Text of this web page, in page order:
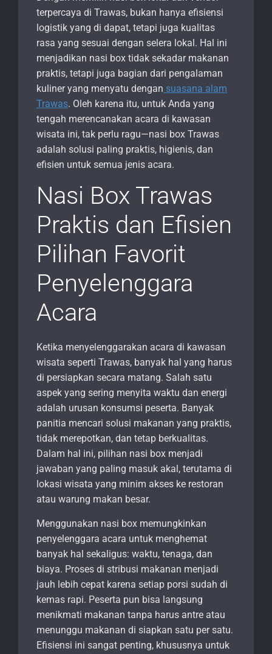
terpercaya di Trawas, bukan hanya efisiensi
logistik yang di dapat, tetapi juga kualitas
rasa yang sesuai dengan selera lokal. Hal ini
menjadikan nasi box tidak sekadar makanan
praktis, tetapi juga bagian dari pengalaman
kuliner yang menyatu dengan suasana alam
Trawas. Oleh karena itu, untuk Anda yang
tengah merencanakan acara di kawasan
wisata ini, tak perlu ragu—nasi box Trawas
adalah solusi paling praktis, higienis, dan
efisien untuk semua jenis acara.
Nasi Box Trawas
Praktis dan Efisien
Pilihan Favorit
Penyelenggara
Acara
Ketika menyelenggarakan acara di kawasan
wisata seperti Trawas, banyak hal yang harus
di persiapkan secara matang. Salah satu
aspek yang sering menyita waktu dan energi
adalah urusan konsumsi peserta. Banyak
panitia mencari solusi makanan yang praktis,
tidak merepotkan, dan tetap berkualitas.
Dalam hal ini, pilihan nasi box menjadi
jawaban yang paling masuk akal, terutama di
lokasi wisata yang minim akses ke restoran
atau warung makan besar.
Menggunakan nasi box memungkinkan
penyelenggara acara untuk menghemat
banyak hal sekaligus: waktu, tenaga, dan
biaya. Proses di stribusi makanan menjadi
jauh lebih cepat karena setiap porsi sudah di
kemas rapi. Peserta pun bisa langsung
menikmati makanan tanpa harus antre atau
menunggu makanan di siapkan satu per satu.
Efisiensi ini sangat penting, khususnya untuk